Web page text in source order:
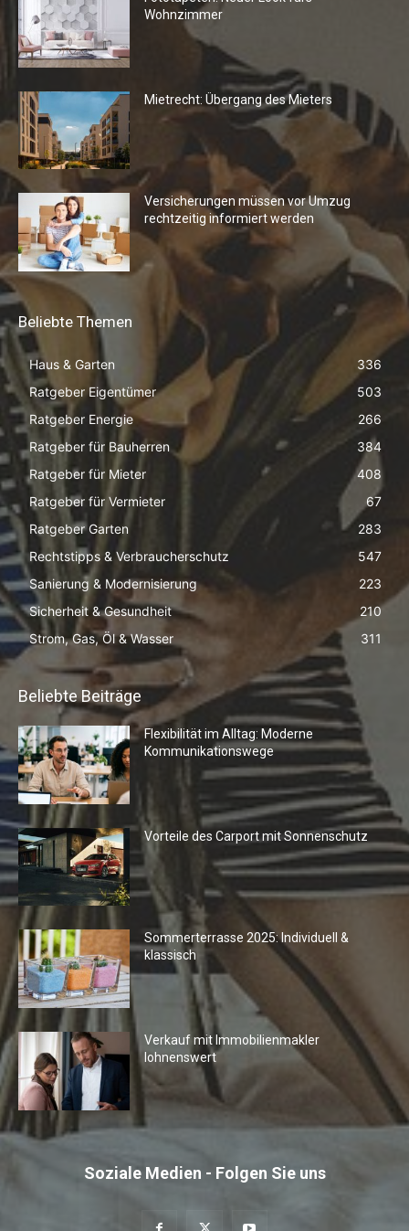
Wohnzimmer
Mietrecht: Übergang des Mieters
Versicherungen müssen vor Umzug
rechtzeitig informiert werden
Beliebte Themen
Haus & Garten
336
Ratgeber Eigentümer
503
Ratgeber Energie
266
Ratgeber für Bauherren
384
Ratgeber für Mieter
408
Ratgeber für Vermieter
67
Ratgeber Garten
283
Rechtstipps & Verbraucherschutz
547
Sanierung & Modernisierung
223
Sicherheit & Gesundheit
210
Strom, Gas, Öl & Wasser
311
Beliebte Beiträge
Flexibilität im Alltag: Moderne
Kommunikationswege
Vorteile des Carport mit Sonnenschutz
Sommerterrasse 2025: Individuell &
klassisch
Verkauf mit Immobilienmakler
lohnenswert
Soziale Medien - Folgen Sie uns